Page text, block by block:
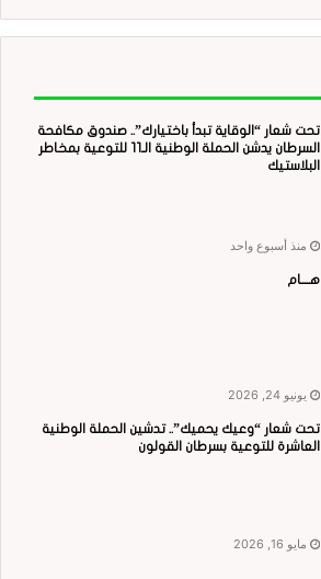
تحت شعار “الوقاية تبدأ باختيارك”.. صندوق مكافحة
السرطان يدشن الحملة الوطنية الـ11 للتوعية بمخاطر
البلاستيك
منذ أسبوع واحد
هــــام
يونيو 24, 2026
تحت شعار “وعيك يحميك”.. تدشين الحملة الوطنية
العاشرة للتوعية بسرطان القولون
مايو 16, 2026